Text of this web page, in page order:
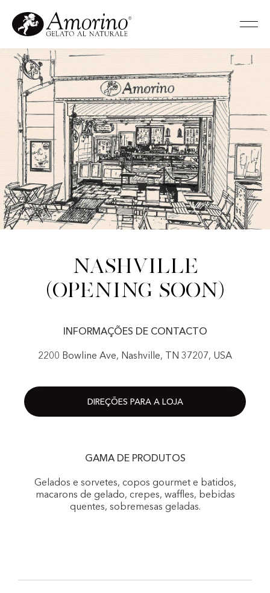
Nashville
(Opening Soon)
INFORMAÇÕES DE CONTACTO
2200 Bowline Ave, Nashville, TN 37207, USA
DIREÇÕES PARA A LOJA
GAMA DE PRODUTOS
Gelados e sorvetes, copos gourmet e batidos,
macarons de gelado, crepes, waffles, bebidas
quentes, sobremesas geladas.